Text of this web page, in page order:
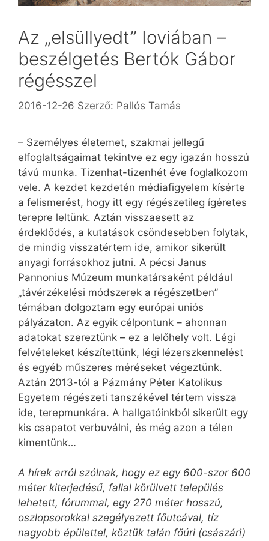
Az „elsüllyedt” Ioviában –
beszélgetés Bertók Gábor
régésszel
2016-12-26 Szerző: Pallós Tamás
– Személyes életemet, szakmai jellegű
elfoglaltságaimat tekintve ez egy igazán hosszú
távú munka. Tizenhat-tizenhét éve foglalkozom
vele. A kezdet kezdetén médiafigyelem kísérte
a felismerést, hogy itt egy régészetileg ígéretes
terepre leltünk. Aztán visszaesett az
érdeklődés, a kutatások csöndesebben folytak,
de mindig visszatértem ide, amikor sikerült
anyagi forrásokhoz jutni. A pécsi Janus
Pannonius Múzeum munkatársaként például
„távérzékelési módszerek a régészetben”
témában dolgoztam egy európai uniós
pályázaton. Az egyik célpontunk – ahonnan
adatokat szereztünk – ez a lelőhely volt. Légi
felvételeket készítettünk, légi lézerszkennelést
és egyéb műszeres méréseket végeztünk.
Aztán 2013-tól a Pázmány Péter Katolikus
Egyetem régészeti tanszékével tértem vissza
ide, terepmunkára. A hallgatóinkból sikerült egy
kis csapatot verbuválni, és még azon a télen
kimentünk…
A hírek arról szólnak, hogy ez egy 600-szor 600
méter kiterjedésű, fallal körülvett település
lehetett, fórummal, egy 270 méter hosszú,
oszlopsorokkal szegélyezett főutcával, tíz
nagyobb épülettel, köztük talán főúri (császári)